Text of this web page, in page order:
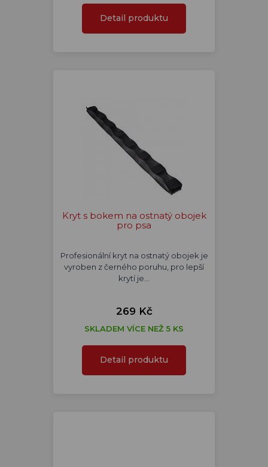
Detail produktu
Kryt s bokem na ostnatý obojek
pro psa
Profesionální kryt na ostnatý obojek je
vyroben z černého poruhu, pro lepší
krytí je…
269 Kč
SKLADEM VÍCE NEŽ 5 KS
Detail produktu